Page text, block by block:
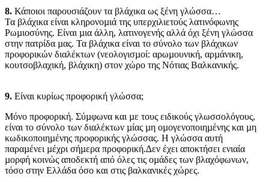
8. Κάποιοι παρουσιάζουν τα βλάχικα ως ξένη γλώσσα…
Τα βλάχικα είναι κληρονοµιά της υπερχιλιετούς λατινόφωνης
Ρωµιοσύνης. Είναι µια άλλη, λατινογενής αλλά όχι ξένη γλώσσα
στην πατρίδα µας. Τα βλάχικα είναι το σύνολο των βλάχικων
προφορικών διαλέκτων (νεολογισµοί: αρωµουνική, αρµάνικη,
κουτσοβλαχική, βλάχικη) στον χώρο της Νότιας Βαλκανικής.
9. Eίναι κυρίως προφορική γλώσσα;
Μόνο προφορική. Σύµφωνα και µε τους ειδικούς γλωσσολόγους,
είναι το σύνολο των διαλέκτων µίας µη οµογενοποιηµένης και µη
κωδικοποιηµένης προφορικής γλώσσας. Η γλώσσα αυτή
παραµένει µέχρι σήµερα προφορική.∆εν έχει αποκτήσει ενιαία
µορφή κοινώς αποδεκτή από όλες τις οµάδες των βλαχόφωνων,
τόσο στην Ελλάδα όσο και στις βαλκανικές χώρες.